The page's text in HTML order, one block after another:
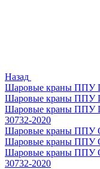
Назад
Шаровые краны ППУ
Шаровые краны ППУ
Шаровые краны ППУ
30732-2020
Шаровые краны ППУ
Шаровые краны ППУ
Шаровые краны ППУ
30732-2020